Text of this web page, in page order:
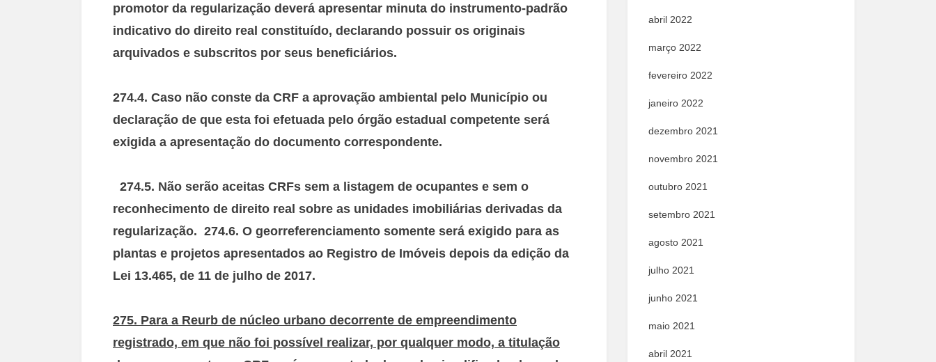
promotor da regularização deverá apresentar minuta do instrumento-padrão
indicativo do direito real constituído, declarando possuir os originais
arquivados e subscritos por seus beneficiários.
274.4. Caso não conste da CRF a aprovação ambiental pelo Município ou
declaração de que esta foi efetuada pelo órgão estadual competente será
exigida a apresentação do documento correspondente.
274.5. Não serão aceitas CRFs sem a listagem de ocupantes e sem o
reconhecimento de direito real sobre as unidades imobiliárias derivadas da
regularização. 274.6. O georreferenciamento somente será exigido para as
plantas e projetos apresentados ao Registro de Imóveis depois da edição da
Lei 13.465, de 11 de julho de 2017.
275. Para a Reurb de núcleo urbano decorrente de empreendimento
registrado, em que não foi possível realizar, por qualquer modo, a titulação
abril 2022
março 2022
fevereiro 2022
janeiro 2022
dezembro 2021
novembro 2021
outubro 2021
setembro 2021
agosto 2021
julho 2021
junho 2021
maio 2021
abril 2021